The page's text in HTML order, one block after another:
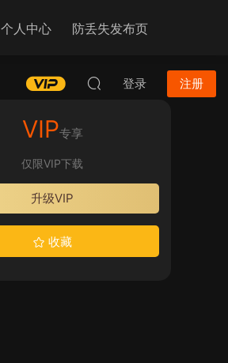
个人中心 防丢失发布页
登录 注册
VIP专享
仅限VIP下载
升级VIP
收藏